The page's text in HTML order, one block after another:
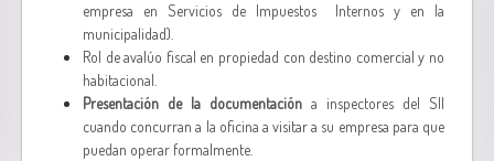
empresa en Servicios de Impuestos Internos y en la
municipalidad).
Rol de avalúo fiscal en propiedad con destino comercial y no
habitacional.
Presentación de la documentación a inspectores del SII
cuando concurran a la oficina a visitar a su empresa para que
puedan operar formalmente.